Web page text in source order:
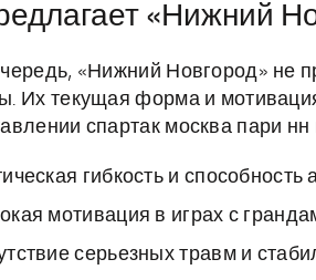
«Нижний
«Нижний Новгород» не
Их текущая форма и
спартак москва пари
гибкость и
мотивация в играх с
серьезных травм и